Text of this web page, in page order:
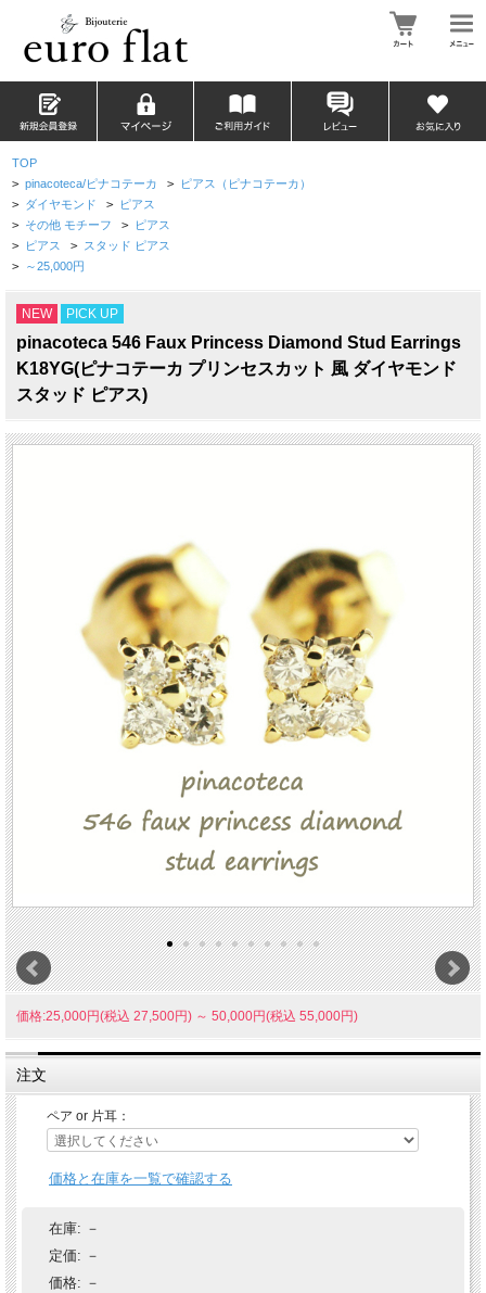
TOP
> pinacoteca/ピナコテーカ > ピアス（ピナコテーカ）
> ダイヤモンド > ピアス
> その他 モチーフ > ピアス
> ピアス > スタッド ピアス
> ～25,000円
NEW PICK UP
pinacoteca 546 Faux Princess Diamond Stud Earrings
K18YG(ピナコテーカ プリンセスカット 風 ダイヤモンド
スタッド ピアス)
価格:25,000円(税込 27,500円) ～ 50,000円(税込 55,000円)
注文
ペア or 片耳：
価格と在庫を一覧で確認する
在庫: －
定価: －
価格: －